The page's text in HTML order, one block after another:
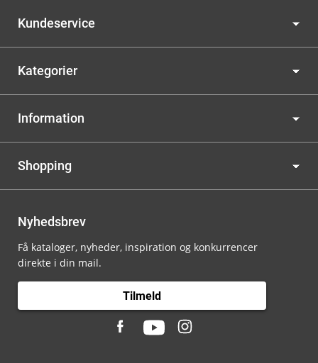
Kundeservice
Kategorier
Information
Shopping
Nyhedsbrev
Få kataloger, nyheder, inspiration og konkurrencer
direkte i din mail.
Tilmeld